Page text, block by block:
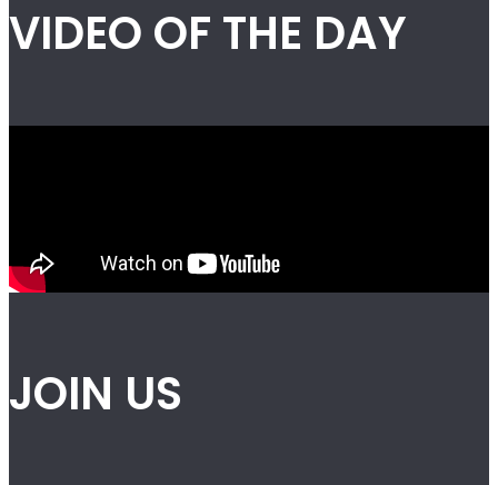
VIDEO OF THE DAY
JOIN US